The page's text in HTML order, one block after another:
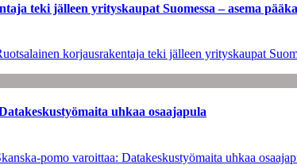
teki jälleen yrityskaupat Suomessa – asema
korjausrakentaja teki jälleen yrityskaupat
uhkaa osaajapula
pomo varoittaa: Datakeskustyömaita uhkaa